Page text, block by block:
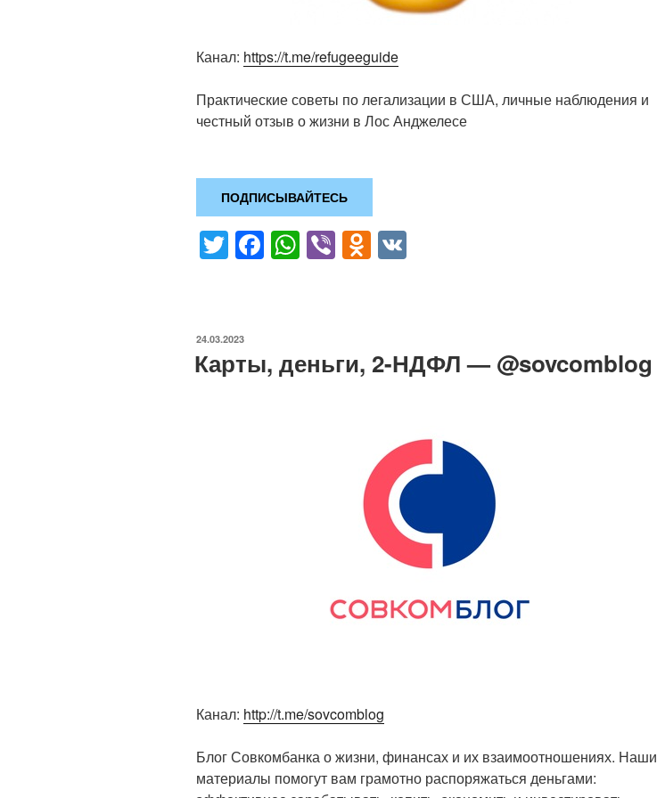
Канал: https://t.me/refugeeguide
Практические советы по легализации в США, личные наблюдения и
честный отзыв о жизни в Лос Анджелесе
ПОДПИСЫВАЙТЕСЬ
T
er
F
b
o
W
A
Vi O
kl
ni
ki
ОПУБЛИКОВАНО
24.03.2023
Карты, деньги, 2-НДФЛ — @sovcomblog
Канал: http://t.me/sovcomblog
Блог Совкомбанка о жизни, финансах и их взаимоотношениях. Наши
материалы помогут вам грамотно распоряжаться деньгами: